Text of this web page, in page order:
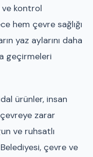
kontrol
hem çevre sağlığı
yaz aylarını daha
geçirmeleri
ürünler, insan
zarar
ve ruhsatlı
çevre ve